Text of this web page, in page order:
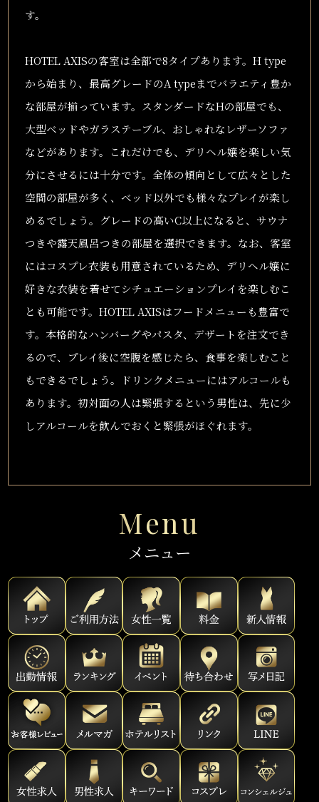
す。
HOTEL AXISの客室は全部で8タイプあります。H type
から始まり、最高グレードのA typeまでバラエティ豊か
な部屋が揃っています。スタンダードなHの部屋でも、
大型ベッドやガラステーブル、おしゃれなレザーソファ
などがあります。これだけでも、デリヘル嬢を楽しい気
分にさせるには十分です。全体の傾向として広々とした
空間の部屋が多く、ベッド以外でも様々なプレイが楽し
めるでしょう。グレードの高いC以上になると、サウナ
つきや露天風呂つきの部屋を選択できます。なお、客室
にはコスプレ衣装も用意されているため、デリヘル嬢に
好きな衣装を着せてシチュエーションプレイを楽しむこ
とも可能です。HOTEL AXISはフードメニューも豊富で
す。本格的なハンバーグやパスタ、デザートを注文でき
るので、プレイ後に空腹を感じたら、食事を楽しむこと
もできるでしょう。ドリンクメニューにはアルコールも
あります。初対面の人は緊張するという男性は、先に少
しアルコールを飲んでおくと緊張がほぐれます。
Menu
メニュー